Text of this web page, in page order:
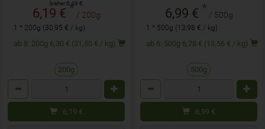
bisher 6,49 €
6,19 €* / 200g
1 * 200g (30,95 € / kg)
ab 8: 200g 6,30 € (31,50 € / kg)
200g
6,19 €
6,99 € * / 500g
1 * 500g (13,98 € / kg)
ab 6: 500g 6,78 € (13,56 € / kg)
500g
6,99 €